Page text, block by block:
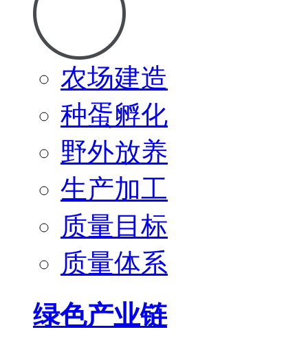
农场建造
种蛋孵化
野外放养
生产加工
质量目标
质量体系
绿色产业链